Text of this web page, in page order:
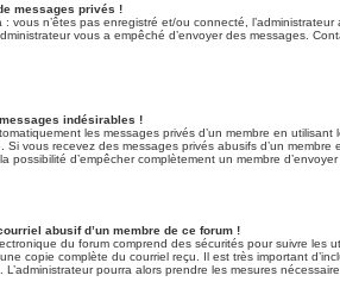
messages privés !
: vous n’êtes pas enregistré et/ou connecté,
vous a empêché d’envoyer des messages.
indésirables !
les messages privés d’un membre en
Si vous recevez des messages privés abusifs d’un membre
possibilité d’empêcher complètement un membre
abusif d’un membre de ce forum !
du forum comprend des sécurités pour suivre les
copie complète du courriel reçu. Il est très important
L’administrateur pourra alors prendre les mesures